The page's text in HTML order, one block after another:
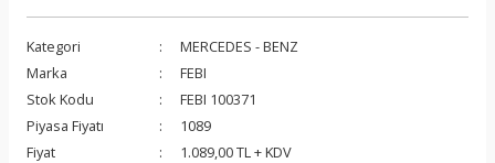
Kategori
MERCEDES - BENZ
Marka
FEBI
Stok Kodu
FEBI 100371
Piyasa Fiyatı
1089
Fiyat
1.089,00 TL + KDV